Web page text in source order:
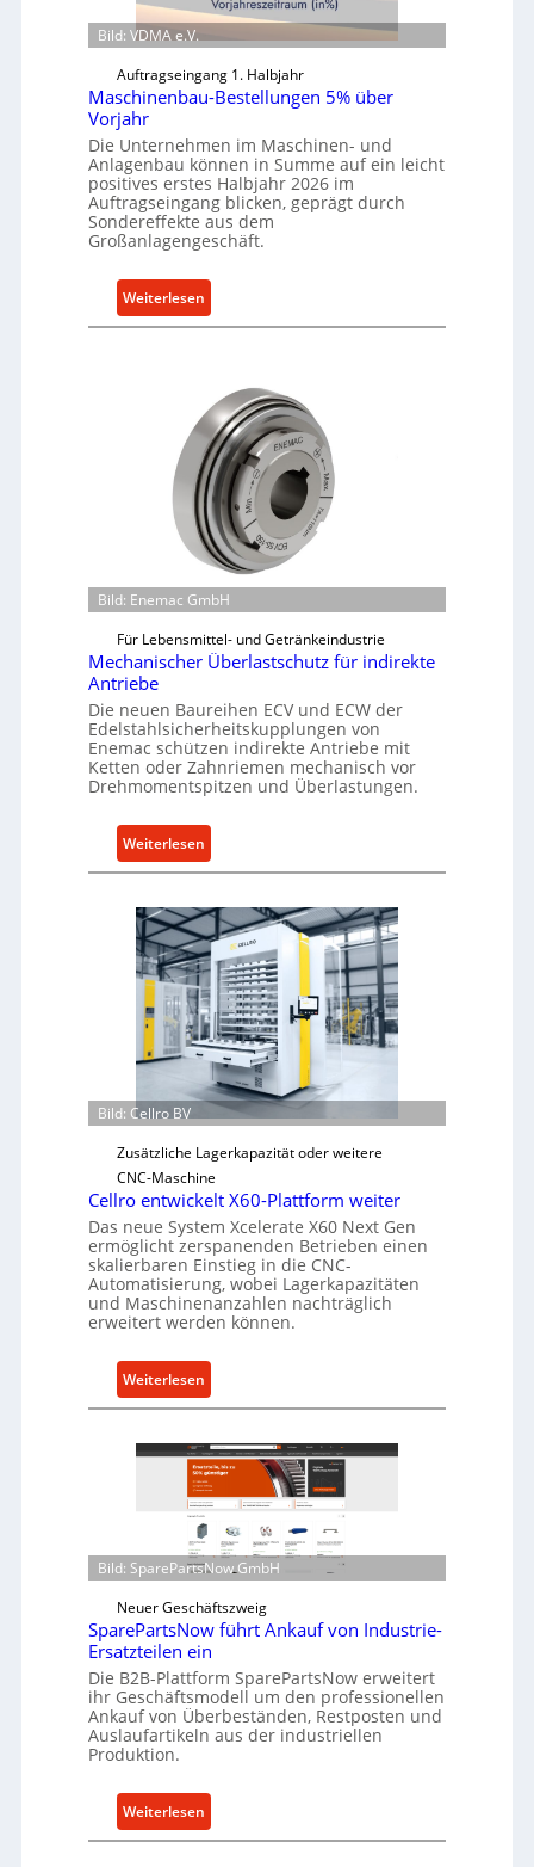
Bild: VDMA e.V.
Auftragseingang 1. Halbjahr
Maschinenbau-Bestellungen 5% über
Vorjahr
Die Unternehmen im Maschinen- und
Anlagenbau können in Summe auf ein leicht
positives erstes Halbjahr 2026 im
Auftragseingang blicken, geprägt durch
Sondereffekte aus dem
Großanlagengeschäft.
Weiterlesen:
M
h
i
n
e
n
b
a
u
B
e
t
e
l
l
u
n
g
n
5
%
ü
b
e
V
o
r
j
a
h
r
Bild: Enemac GmbH
Für Lebensmittel- und Getränkeindustrie
Mechanischer Überlastschutz für indirekte
Antriebe
Die neuen Baureihen ECV und ECW der
Edelstahlsicherheitskupplungen von
Enemac schützen indirekte Antriebe mit
Ketten oder Zahnriemen mechanisch vor
Drehmomentspitzen und Überlastungen.
Weiterlesen:
M
c
h
a
n
i
s
c
h
e
Ü
b
r
l
a
s
s
c
u
t
z
f
ü
r
n
d
r
e
k
e
A
n
Bild: Cellro BV
Zusätzliche Lagerkapazität oder weitere
CNC-Maschine
Cellro entwickelt X60-Plattform weiter
Das neue System Xcelerate X60 Next Gen
ermöglicht zerspanenden Betrieben einen
skalierbaren Einstieg in die CNC-
Automatisierung, wobei Lagerkapazitäten
und Maschinenanzahlen nachträglich
erweitert werden können.
Weiterlesen:
C
l
l
r
o
e
n
t
w
i
c
k
e
6
Bild: SparePartsNow GmbH
Neuer Geschäftszweig
SparePartsNow führt Ankauf von Industrie-
Ersatzteilen ein
Die B2B-Plattform SparePartsNow erweitert
ihr Geschäftsmodell um den professionellen
Ankauf von Überbeständen, Restposten und
Auslaufartikeln aus der industriellen
Produktion.
Weiterlesen:
S